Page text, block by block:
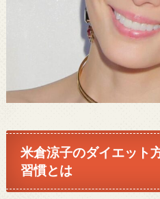
米倉涼子のダイエット
習慣とは